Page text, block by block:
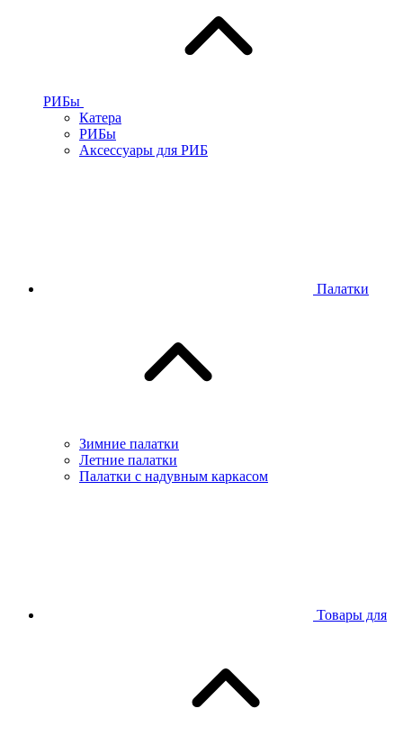
РИБы
Катера
РИБы
Аксессуары для РИБ
Палатки
Зимние палатки
Летние палатки
Палатки с надувным каркасом
Товары для